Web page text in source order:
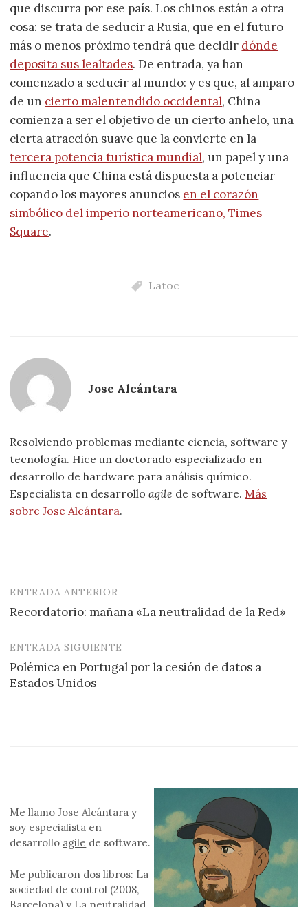
que discurra por ese país. Los chinos están a otra
cosa: se trata de seducir a Rusia, que en el futuro
más o menos próximo tendrá que decidir dónde
deposita sus lealtades. De entrada, ya han
comenzado a seducir al mundo: y es que, al amparo
de un cierto malentendido occidental, China
comienza a ser el objetivo de un cierto anhelo, una
cierta atracción suave que la convierte en la
tercera potencia turística mundial, un papel y una
influencia que China está dispuesta a potenciar
copando los mayores anuncios en el corazón
simbólico del imperio norteamericano, Times
Square.
Latoc
Jose Alcántara
Resolviendo problemas mediante ciencia, software y
tecnología. Hice un doctorado especializado en
desarrollo de hardware para análisis químico.
Especialista en desarrolloagile de software. Más
sobre Jose Alcántara.
Navegación
de
entradas
ENTRADA ANTERIOR
Recordatorio: mañana «La neutralidad de la Red»
ENTRADA SIGUIENTE
Polémica en Portugal por la cesión de datos a
Estados Unidos
Me llamoJose Alcántara y
soy especialista en
desarrollo agile de software.
Me publicaron dos libros: La
sociedad de control (2008,